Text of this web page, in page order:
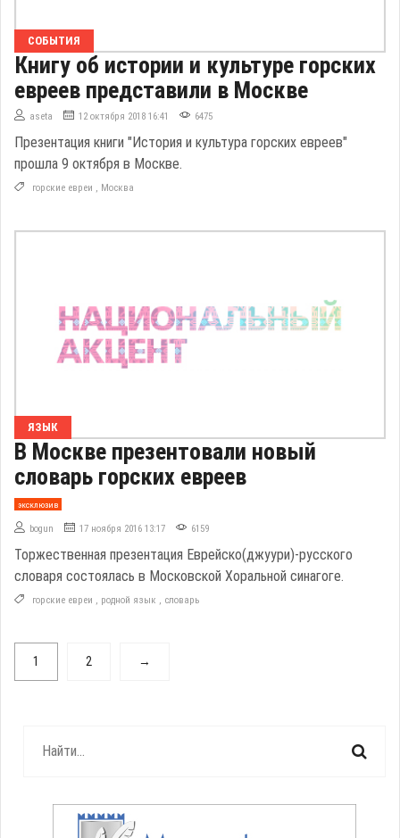
СОБЫТИЯ
Книгу об истории и культуре горских
евреев представили в Москве
aseta 12 октября 2018 16:41 6475
Презентация книги "История и культура горских евреев"
прошла 9 октября в Москве.
горские евреи , Москва
ЯЗЫК
В Москве презентовали новый
словарь горских евреев
эксклюзив
bogun 17 ноября 2016 13:17 6159
Торжественная презентация Еврейско(джуури)-русского
словаря состоялась в Московской Хоральной синагоге.
горские евреи , родной язык , словарь
1 2 →